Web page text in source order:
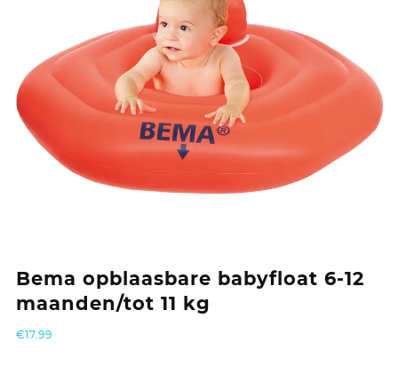
Bema opblaasbare babyfloat 6-12
maanden/tot 11 kg
€17.99